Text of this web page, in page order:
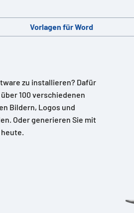
Vorlagen für Word
zu installieren? Dafür
100 verschiedenen
Bildern, Logos und
Oder generieren Sie mit